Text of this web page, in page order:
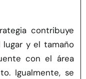
contribuye
y el tamaño
con el área
Igualmente, se